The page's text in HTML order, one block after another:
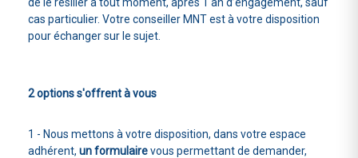
cas particulier. Votre conseiller MNT est à votre disposition
pour échanger sur le sujet.
2 options s'offrent à vous
1 - Nous mettons à votre disposition, dans votre espace
adhérent, un formulairevous permettant de demander,